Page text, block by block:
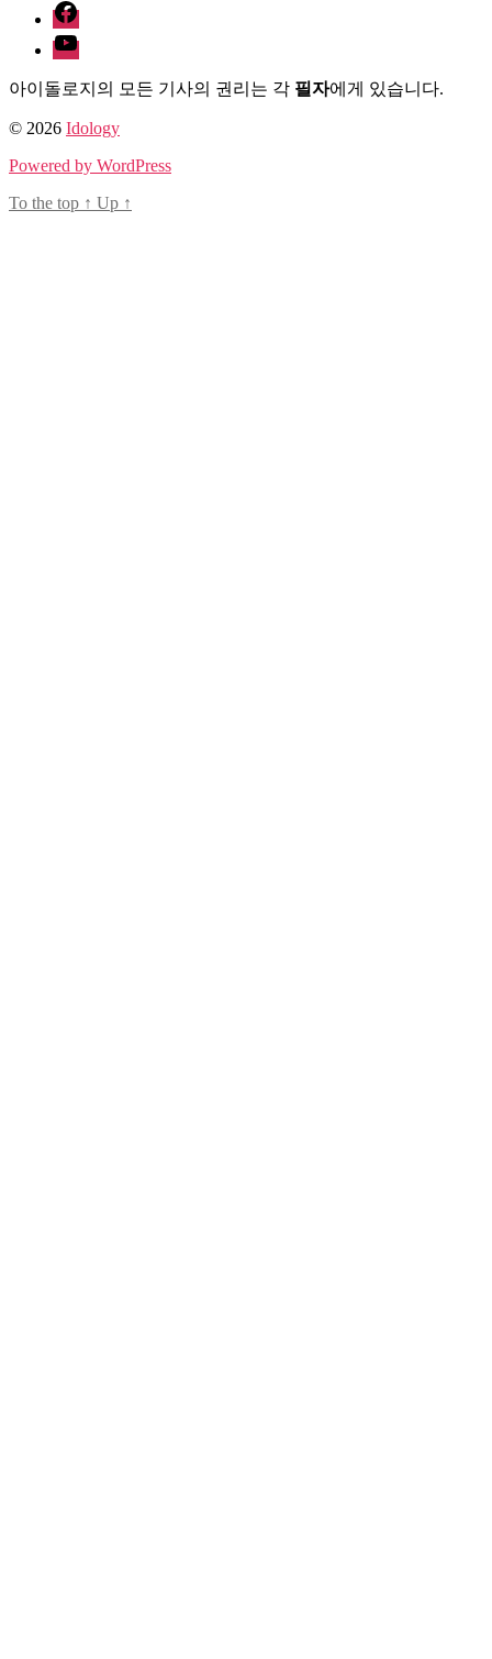
facebook
Youtube
아이돌로지의 모든 기사의 권리는 각 필자에게 있습니다.
© 2026 Idology
Powered by WordPress
To the top ↑ Up ↑